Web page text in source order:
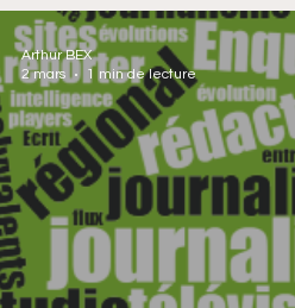
Arthur BEX
2 mars
1 min de lecture